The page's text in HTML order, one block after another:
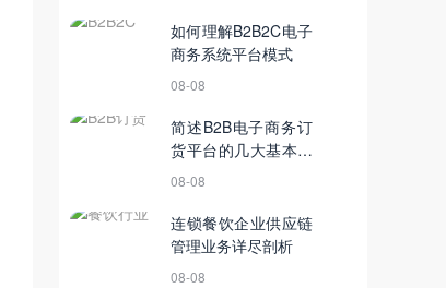
如何理解B2B2C电子
商务系统平台模式
08-08
简述B2B电子商务订
货平台的几大基本功
能
08-08
连锁餐饮企业供应链
管理业务详尽剖析
08-08